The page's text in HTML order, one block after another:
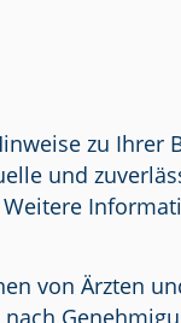
zu
und
von Ärzten